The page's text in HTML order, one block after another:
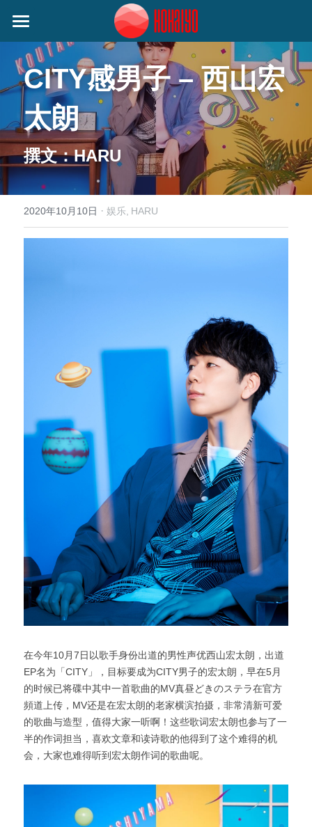
首页
日本动态
音乐类
娱乐类
生活类
作者分类
艺人动态
小野丽莎 (Lisa Ono)
SILENT SIREN (サイレントサイレン)
麦野优衣 (Yui Mugino)
桃知みなみ (Momochi Minami)
26時のマスカレイド（26Jino Masquerade）
angela (アンジェラ)
超ときめき♡宣伝部
CiON（シーオン）
H△G（ハグ）
关注我们
提供技术支持
CITY感男子 – 西山宏
太朗
撰文：HARU
2020年10月10日 · 娱乐, HARU
在今年10月7日以歌手身份出道的男性声优西山宏太朗，出道
EP名为「CITY」，目标要成为CITY男子的宏太朗，早在5月
的时候已将碟中其中一首歌曲的MV真昼どきのステラ在官方
頻道上传，MV还是在宏太朗的老家横滨拍摄，非常清新可爱
的歌曲与造型，值得大家一听啊！这些歌词宏太朗也参与了一
半的作词担当，喜欢文章和读诗歌的他得到了这个难得的机
会，大家也难得听到宏太朗作词的歌曲呢。